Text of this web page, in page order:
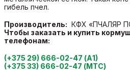
гибель пчел.
Производитель: КФХ «ПЧАЛЯР
Чтобы заказать и купить
телефонам:
(+375 29) 666-02-47 (А1)
(+375 33) 666-02-47 (МТС)